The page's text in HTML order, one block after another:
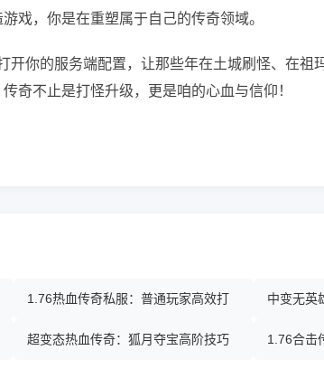
戏，你是在重塑属于自己的传奇领域。
开你的服务端配置，让那些年在土城刷怪、在祖
奇不止是打怪升级，更是咱的心血与信仰！
1.76热血传奇私服：普通玩家高效打 中变无英
超变态热血传奇：狐月夺宝高阶技巧 1.76合击